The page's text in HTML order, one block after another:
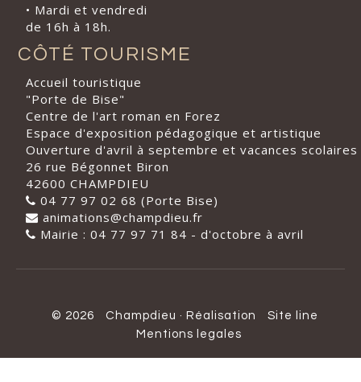
• Mardi et vendredi
de 16h à 18h.
CÔTÉ TOURISME
Accueil touristique
"Porte de Bise"
Centre de l'art roman en Forez
Espace d'exposition pédagogique et artistique
Ouverture d'avril à septembre et vacances scolaires
26 rue Bégonnet Biron
42600 CHAMPDIEU
04 77 97 02 68 (Porte Bise)
animations@champdieu.fr
Mairie : 04 77 97 71 84 - d'octobre à avril
© 2026 Champdieu · Réalisation
Site line
Mentions legales